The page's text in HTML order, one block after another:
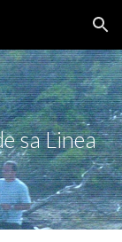
Skip to navigation
sa Linea